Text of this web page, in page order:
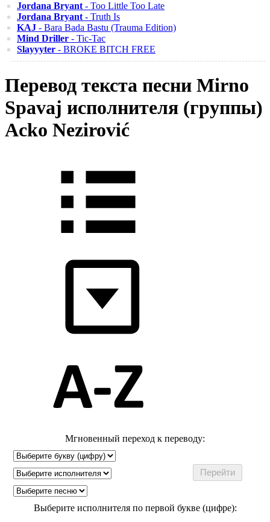
Jordana Bryant - Too Little Too Late
Jordana Bryant - Truth Is
KAJ - Bara Bada Bastu (Trauma Edition)
Mind Driller - Tic-Tac
Slayyyter - BROKE BITCH FREE
Перевод текста песни Mirno
Spavaj исполнителя (группы)
Acko Nezirović
Мгновенный переход к переводу:
Выберите исполнителя по первой букве (цифре):